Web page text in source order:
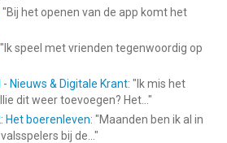
"Bij het openen van de app komt het
Ik speel met vrienden tegenwoordig op
- Nieuws & Digitale Krant: " Ik mis het
dit weer toevoegen? Het... "
Het boerenleven: "Maanden ben ik al in
bij de... "